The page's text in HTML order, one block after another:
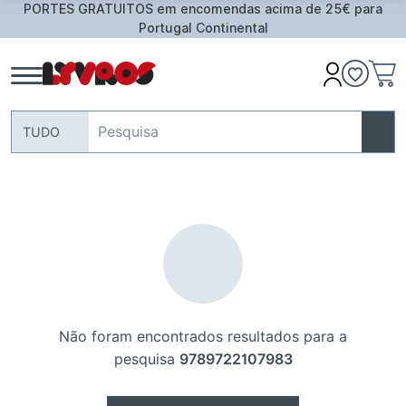
PORTES GRATUITOS em encomendas acima de 25€ para
Portugal Continental
TUDO
Não foram encontrados resultados para a
pesquisa 9789722107983